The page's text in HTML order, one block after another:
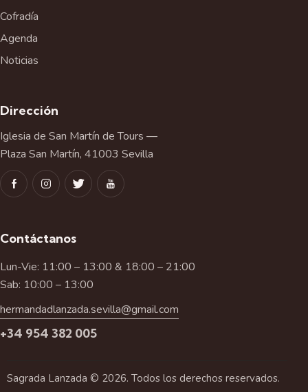
Cofradía
Agenda
Noticias
Dirección
Iglesia de San Martín de Tours —
Plaza San Martín, 41003 Sevilla
Contáctanos
Lun-Vie: 11:00 – 13:00 & 18:00 – 21:00
Sab: 10:00 – 13:00
hermandadlanzada.sevilla@gmail.com
+34 954 382 005
Sagrada Lanzada © 2026. Todos los derechos reservados.